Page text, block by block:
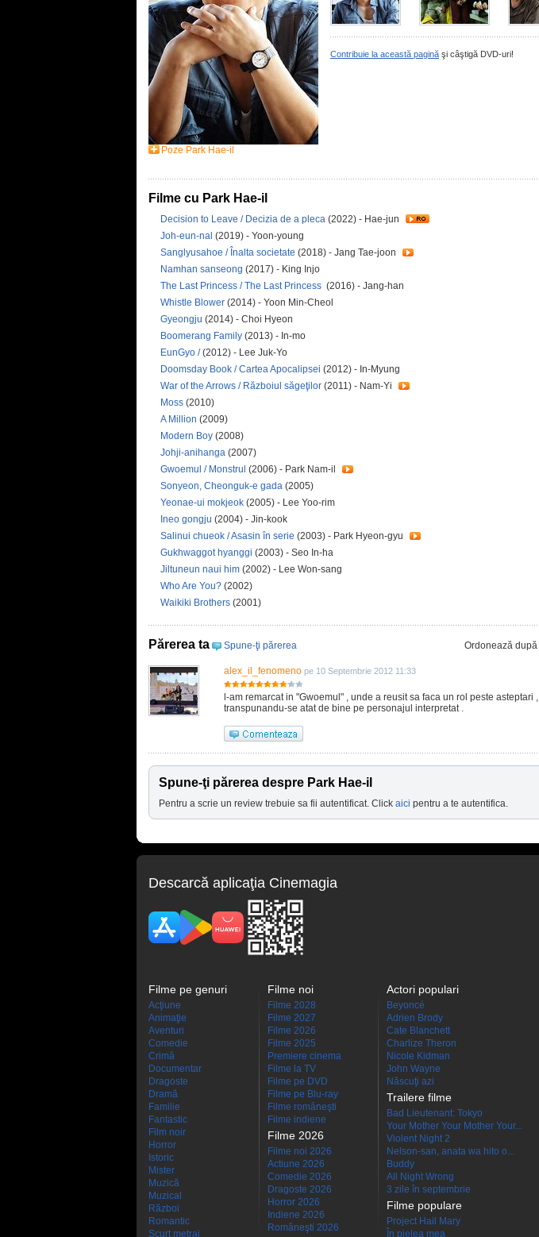
Poze Park Hae-il
Contribuie la această pagină şi câştigă DVD-uri!
Filme cu Park Hae-il
Decision to Leave / Decizia de a pleca (2022) - Hae-jun
Joh-eun-nal (2019) - Yoon-young
Sanglyusahoe / Înalta societate (2018) - Jang Tae-joon
Namhan sanseong (2017) - King Injo
The Last Princess / The Last Princess (2016) - Jang-han
Whistle Blower (2014) - Yoon Min-Cheol
Gyeongju (2014) - Choi Hyeon
Boomerang Family (2013) - In-mo
EunGyo /(2012) - Lee Juk-Yo
Doomsday Book / Cartea Apocalipsei (2012) - In-Myung
War of the Arrows / Războiul săgeţilor (2011) - Nam-Yi
Moss (2010)
A Million (2009)
Modern Boy (2008)
Johji-anihanga (2007)
Gwoemul / Monstrul (2006) - Park Nam-il
Sonyeon, Cheonguk-e gada (2005)
Yeonae-ui mokjeok (2005) - Lee Yoo-rim
Ineo gongju (2004) - Jin-kook
Salinui chueok / Asasin în serie (2003) - Park Hyeon-gyu
Gukhwaggot hyanggi (2003) - Seo In-ha
Jiltuneun naui him (2002) - Lee Won-sang
Who Are You? (2002)
Waikiki Brothers (2001)
Părerea ta Spune-ţi părerea Ordonează după
alex_il_fenomeno pe 10 Septembrie 2012 11:33
l-am remarcat in "Gwoemul" , unde a reusit sa faca un rol peste asteptari ,
transpunandu-se atat de bine pe personajul interpretat .
Spune-ţi părerea despre Park Hae-il
Pentru a scrie un review trebuie sa fii autentificat. Click aici pentru a te autentifica.
Descarcă aplicaţia Cinemagia
Filme pe genuri
Acţiune
Animaţie
Aventuri
Comedie
Crimă
Documentar
Dragoste
Dramă
Familie
Fantastic
Film noir
Horror
Istoric
Mister
Muzică
Muzical
Război
Romantic
Scurt metraj
Filme noi
Filme 2028
Filme 2027
Filme 2026
Filme 2025
Premiere cinema
Filme la TV
Filme pe DVD
Filme pe Blu-ray
Filme româneşti
Filme indiene
Filme 2026
Filme noi 2026
Actiune 2026
Comedie 2026
Dragoste 2026
Horror 2026
Indiene 2026
Româneşti 2026
Actori populari
Beyoncé
Adrien Brody
Cate Blanchett
Charlize Theron
Nicole Kidman
John Wayne
Născuţi azi
Trailere filme
Bad Lieutenant: Tokyo
Your Mother Your Mother Your...
Violent Night 2
Nelson-san, anata wa hito o...
Buddy
All Night Wrong
3 zile în septembrie
Filme populare
Project Hail Mary
În pielea mea